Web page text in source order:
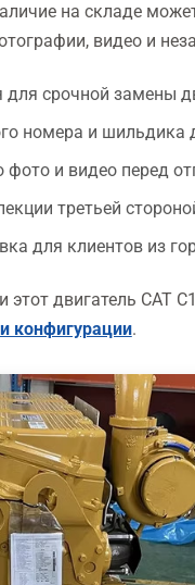
на складе
видео и
для срочной замены
номера и
фото и видео перед
третьей
для клиентов из
этот двигатель CAT
конфигурации.